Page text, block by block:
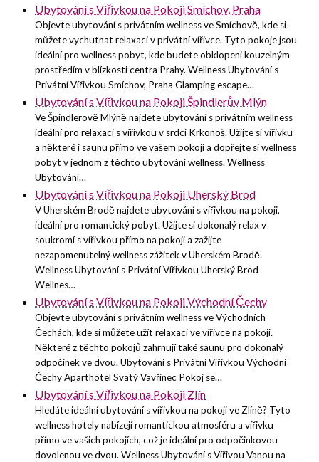
Ubytování s Vířivkou na Pokoji Smíchov, Praha
Objevte ubytování s privátním wellness ve Smíchově, kde si
můžete vychutnat relaxaci v privátní vířivce. Tyto pokoje jsou
ideální pro wellness pobyt, kde budete obklopeni kouzelným
prostředím v blízkosti centra Prahy. Wellness Ubytování s
Privátní Vířivkou Smíchov, Praha Glamping escape…
Ubytování s Vířivkou na Pokoji Špindlerův Mlýn
Ve Špindlerově Mlýně najdete ubytování s privátním wellness
ideální pro relaxaci s vířivkou v srdci Krkonoš. Užijte si vířivku
a některé i saunu přímo ve vašem pokoji a dopřejte si wellness
pobyt v jednom z těchto ubytování wellness. Wellness
Ubytování…
Ubytování s Vířivkou na Pokoji Uherský Brod
V Uherském Brodě najdete ubytování s vířivkou na pokoji,
ideální pro romantický pobyt. Užijte si dokonalý relax v
soukromí s vířivkou přímo na pokoji a zažijte
nezapomenutelný wellness zážitek v Uherském Brodě.
Wellness Ubytování s Privátní Vířivkou Uherský Brod
Wellnes…
Ubytování s Vířivkou na Pokoji Východní Čechy
Objevte ubytování s privátním wellness ve Východních
Čechách, kde si můžete užít relaxaci ve vířivce na pokoji.
Některé z těchto pokojů zahrnují také saunu pro dokonalý
odpočinek ve dvou. Ubytování s Privátní Vířivkou Východní
Čechy Aparthotel Svatý Vavřinec Pokoj se…
Ubytování s Vířivkou na Pokoji Zlín
Hledáte ideální ubytování s vířivkou na pokoji ve Zlíně? Tyto
wellness hotely nabízejí romantickou atmosféru a vířivku
přímo ve vašich pokojích, což je ideální pro odpočinkovou
dovolenou ve dvou. Wellness Ubytování s Vířivou Vanou na